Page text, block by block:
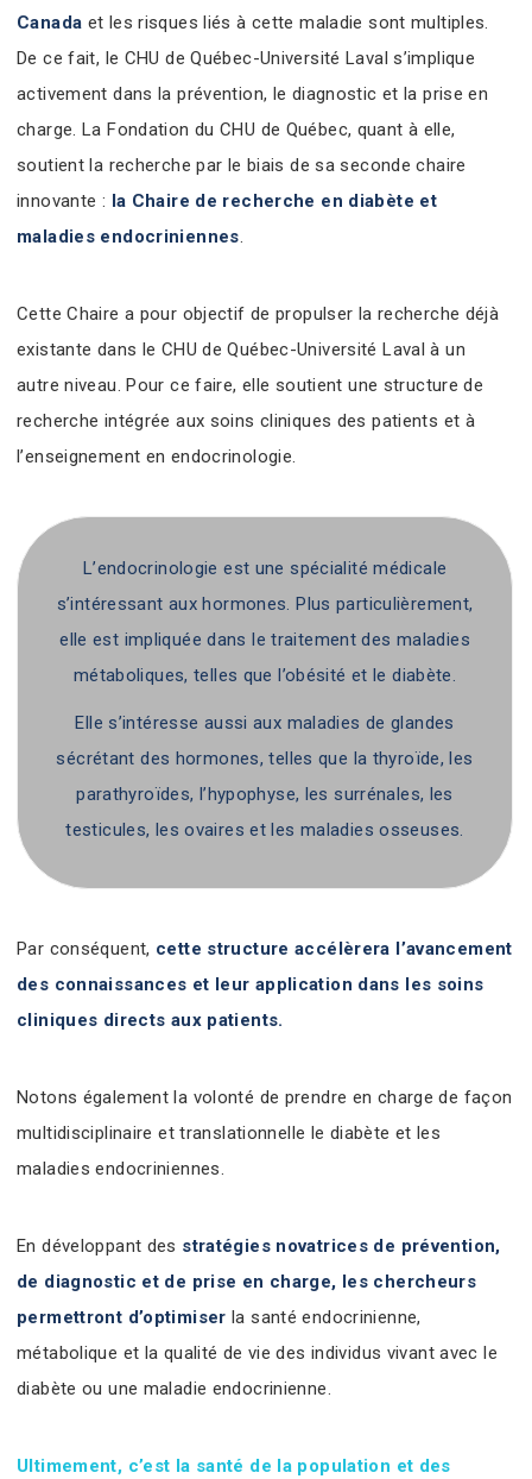
Canada et les risques liés à cette maladie sont multiples.
De ce fait, le CHU de Québec-Université Laval s’implique
activement dans la prévention, le diagnostic et la prise en
charge. La Fondation du CHU de Québec, quant à elle,
soutient la recherche par le biais de sa seconde chaire
innovante : la Chaire de recherche en diabète et
maladies endocriniennes.
Cette Chaire a pour objectif de propulser la recherche déjà
existante dans le CHU de Québec-Université Laval à un
autre niveau. Pour ce faire, elle soutient une structure de
recherche intégrée aux soins cliniques des patients et à
l’enseignement en endocrinologie.
L’endocrinologie est une spécialité médicale
s’intéressant aux hormones. Plus particulièrement,
elle est impliquée dans le traitement des maladies
métaboliques, telles que l’obésité et le diabète.
Elle s’intéresse aussi aux maladies de glandes
sécrétant des hormones, telles que la thyroïde, les
parathyroïdes, l’hypophyse, les surrénales, les
testicules, les ovaires et les maladies osseuses.
Par conséquent, cette structure accélèrera l’avancement
des connaissances et leur application dans les soins
cliniques directs aux patients.
Notons également la volonté de prendre en charge de façon
multidisciplinaire et translationnelle le diabète et les
maladies endocriniennes.
En développant des stratégies novatrices de prévention,
de diagnostic et de prise en charge, les chercheurs
permettront d’optimiser la santé endocrinienne,
métabolique et la qualité de vie des individus vivant avec le
diabète ou une maladie endocrinienne.
Ultimement, c’est la santé de la population et des